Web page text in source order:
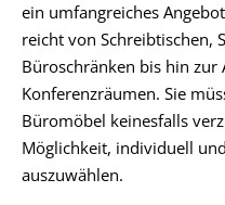
ein umfangreiches
reicht von Schreibtischen,
Büroschränken bis hin zur
Konferenzräumen. Sie
Büromöbel keinesfalls
Möglichkeit, individuell
auszuwählen.